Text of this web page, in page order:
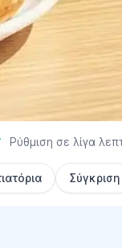
Ρύθμιση σε λίγα
Σύγκριση